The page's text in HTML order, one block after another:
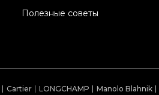
Полезные советы
Cartier LONGCHAMP Manolo Blahnik